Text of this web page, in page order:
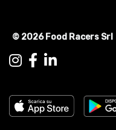
© 2026 Food Racers Srl